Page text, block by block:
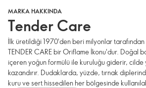
MARKA HAKKINDA
Tender Care
İlk üretildiği 1970'den beri milyonlar tarafından
TENDER CARE bir Oriflame İkonu'dur. Doğal
içeren yoğun formülü ile kuruluğu giderir, cilde
kazandırır. Dudaklarda, yüzde, tırnak
kuru ve sert hissedilen her bölgesinde